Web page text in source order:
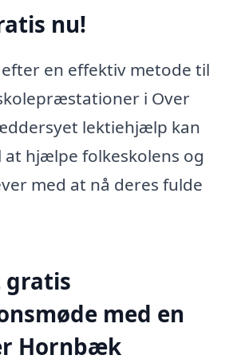
nu!
en effektiv metode til
i Over
lektiehjælp kan
hjælpe folkeskolens og
med at nå deres fulde
gratis
med en
Hornbæk